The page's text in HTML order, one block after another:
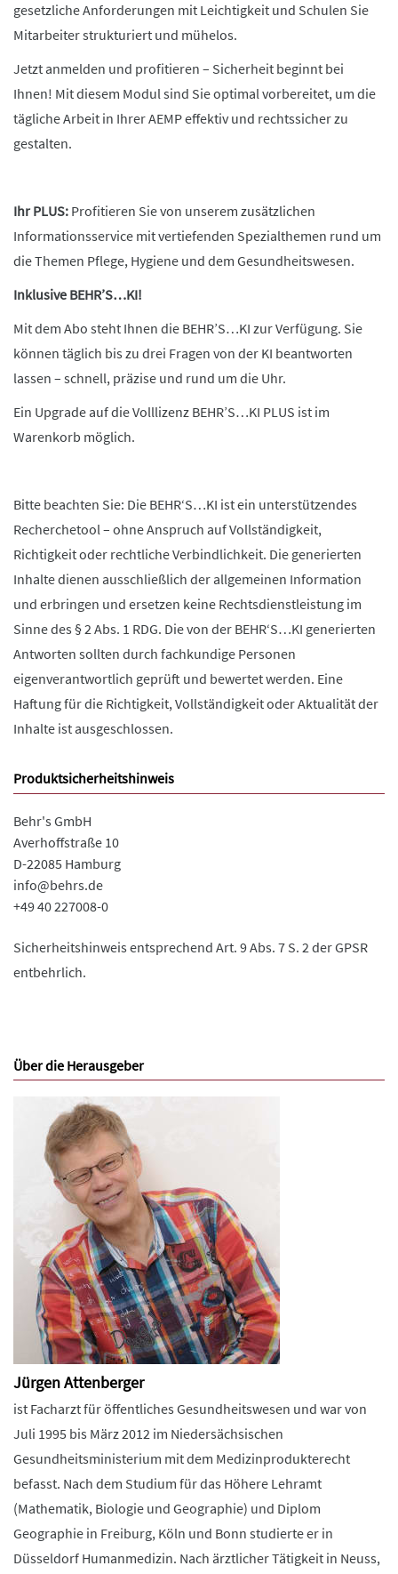
gesetzliche Anforderungen mit Leichtigkeit und Schulen Sie
Mitarbeiter strukturiert und mühelos.
Jetzt anmelden und profitieren – Sicherheit beginnt bei
Ihnen! Mit diesem Modul sind Sie optimal vorbereitet, um die
tägliche Arbeit in Ihrer AEMP effektiv und rechtssicher zu
gestalten.
Ihr PLUS: Profitieren Sie von unserem zusätzlichen
Informationsservice mit vertiefenden Spezialthemen rund um
die Themen Pflege, Hygiene und dem Gesundheitswesen.
Inklusive BEHR’S…KI!
Mit dem Abo steht Ihnen die BEHR’S…KI zur Verfügung. Sie
können täglich bis zu drei Fragen von der KI beantworten
lassen – schnell, präzise und rund um die Uhr.
Ein Upgrade auf die Volllizenz BEHR’S…KI PLUS ist im
Warenkorb möglich.
Bitte beachten Sie: Die BEHR‘S…KI ist ein unterstützendes
Recherchetool – ohne Anspruch auf Vollständigkeit,
Richtigkeit oder rechtliche Verbindlichkeit. Die generierten
Inhalte dienen ausschließlich der allgemeinen Information
und erbringen und ersetzen keine Rechtsdienstleistung im
Sinne des § 2 Abs. 1 RDG. Die von der BEHR‘S…KI generierten
Antworten sollten durch fachkundige Personen
eigenverantwortlich geprüft und bewertet werden. Eine
Haftung für die Richtigkeit, Vollständigkeit oder Aktualität der
Inhalte ist ausgeschlossen.
Produktsicherheitshinweis
Behr's GmbH
Averhoffstraße 10
D-22085 Hamburg
info@behrs.de
+49 40 227008-0
Sicherheitshinweis entsprechend Art. 9 Abs. 7 S. 2 der GPSR
entbehrlich.
Über die Herausgeber
Jürgen Attenberger
ist Facharzt für öffentliches Gesundheitswesen und war von
Juli 1995 bis März 2012 im Niedersächsischen
Gesundheitsministerium mit dem Medizinprodukterecht
befasst. Nach dem Studium für das Höhere Lehramt
(Mathematik, Biologie und Geographie) und Diplom
Geographie in Freiburg, Köln und Bonn studierte er in
Düsseldorf Humanmedizin. Nach ärztlicher Tätigkeit in Neuss,